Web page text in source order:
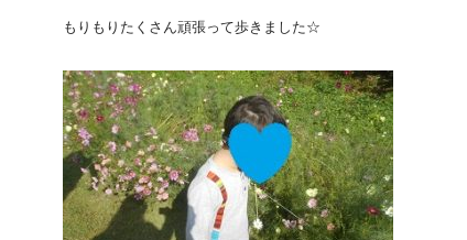
もりもりたくさん頑張って歩きました☆